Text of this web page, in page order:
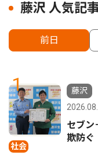
藤沢 人気記
前日
1
社会
藤沢
セブ
欺防